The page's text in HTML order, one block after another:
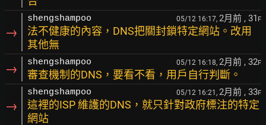
→
shengshampoo 05/12 16:17, 2月前 , 31 F
法不健康的內容，DNS把關封鎖特定網站。改用
其他無
→ shengshampoo 05/12 16:18, 2月前 , 32F
審查機制的DNS，要看不看，用戶自行判斷。
→
shengshampoo 05/12 16:21, 2月前 , 33F
這裡的ISP 維護的DNS，就只針對政府標注的特定
網站